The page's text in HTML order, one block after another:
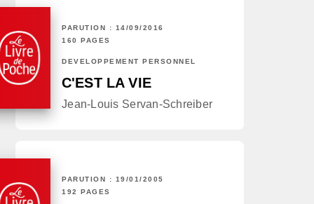
PARUTION : 14/09/2016
160 PAGES
DÉVELOPPEMENT PERSONNEL
C'EST LA VIE
Jean-Louis Servan-Schreiber
PARUTION : 19/01/2005
192 PAGES